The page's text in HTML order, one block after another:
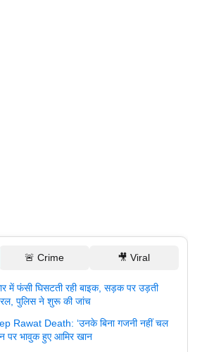
🚨 Crime 🎥 Viral
में फंसी घिसटती रही बाइक, सड़क पर उड़ती
पुलिस ने शुरू की जांच
Rawat Death: ‘उनके बिना गजनी नहीं चल
पर भावुक हुए आमिर खान